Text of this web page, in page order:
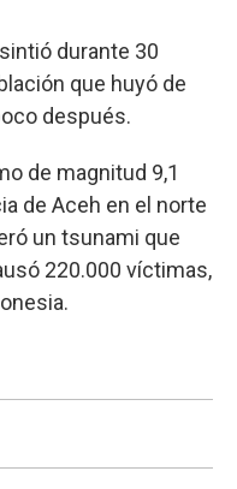
durante 30
que huyó de
después.
de magnitud 9,1
de Aceh en el norte
un tsunami que
220.000 víctimas,